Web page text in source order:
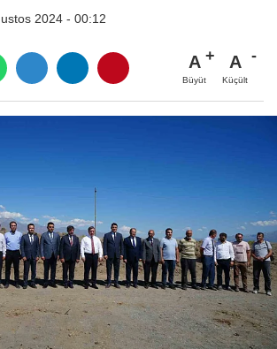
2024 - 00:12
A
Büyüt
A
Küçült